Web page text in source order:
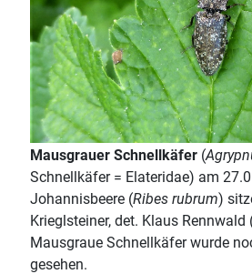
Mausgrauer Schnellkäfer (
Schnellkäfer = Elateridae) am
Johannisbeere (Ribes rubrum)
Krieglsteiner, det. Klaus
Mausgraue Schnellkäfer wurde
gesehen.